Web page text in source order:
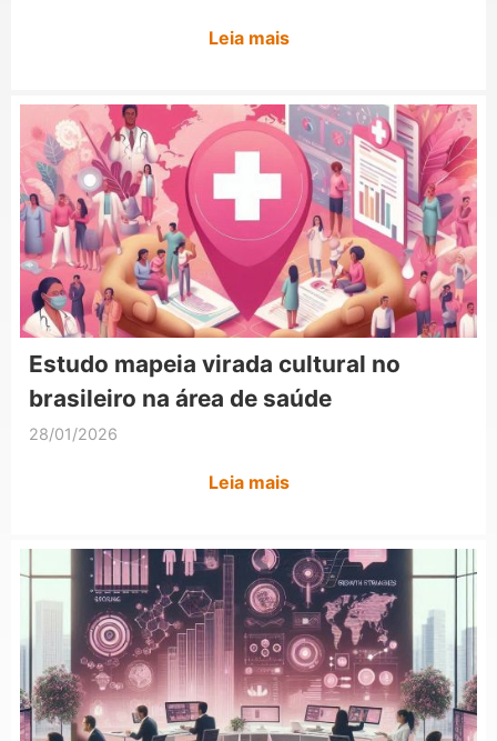
Leia mais
Estudo mapeia virada cultural no
brasileiro na área de saúde
28/01/2026
Leia mais